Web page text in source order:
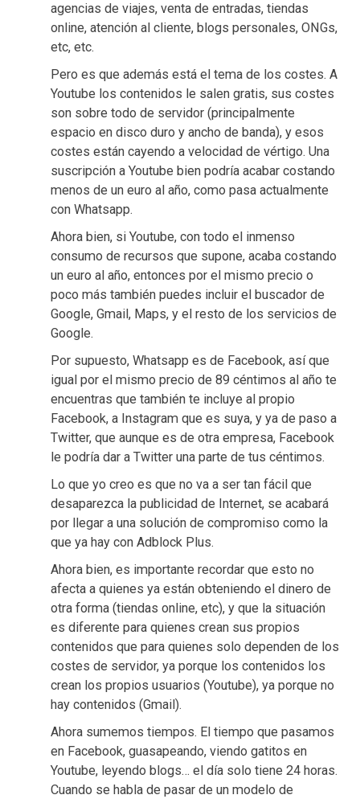
agencias de viajes, venta de entradas, tiendas
online, atención al cliente, blogs personales, ONGs,
etc, etc.
Pero es que además está el tema de los costes. A
Youtube los contenidos le salen gratis, sus costes
son sobre todo de servidor (principalmente
espacio en disco duro y ancho de banda), y esos
costes están cayendo a velocidad de vértigo. Una
suscripción a Youtube bien podría acabar costando
menos de un euro al año, como pasa actualmente
con Whatsapp.
Ahora bien, si Youtube, con todo el inmenso
consumo de recursos que supone, acaba costando
un euro al año, entonces por el mismo precio o
poco más también puedes incluir el buscador de
Google, Gmail, Maps, y el resto de los servicios de
Google.
Por supuesto, Whatsapp es de Facebook, así que
igual por el mismo precio de 89 céntimos al año te
encuentras que también te incluye al propio
Facebook, a Instagram que es suya, y ya de paso a
Twitter, que aunque es de otra empresa, Facebook
le podría dar a Twitter una parte de tus céntimos.
Lo que yo creo es que no va a ser tan fácil que
desaparezca la publicidad de Internet, se acabará
por llegar a una solución de compromiso como la
que ya hay con Adblock Plus.
Ahora bien, es importante recordar que esto no
afecta a quienes ya están obteniendo el dinero de
otra forma (tiendas online, etc), y que la situación
es diferente para quienes crean sus propios
contenidos que para quienes solo dependen de los
costes de servidor, ya porque los contenidos los
crean los propios usuarios (Youtube), ya porque no
hay contenidos (Gmail).
Ahora sumemos tiempos. El tiempo que pasamos
en Facebook, guasapeando, viendo gatitos en
Youtube, leyendo blogs… el día solo tiene 24 horas.
Cuando se habla de pasar de un modelo de